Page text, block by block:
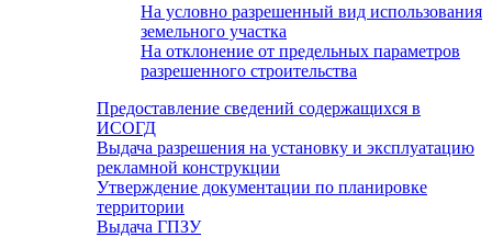
На условно разрешенный вид использования
земельного участка
На отклонение от предельных параметров
разрешенного строительства
Предоставление сведений содержащихся в
ИСОГД
Выдача разрешения на установку и эксплуатацию
рекламной конструкции
Утверждение документации по планировке
территории
Выдача ГПЗУ